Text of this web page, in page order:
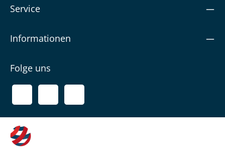
Service
Informationen
Folge uns